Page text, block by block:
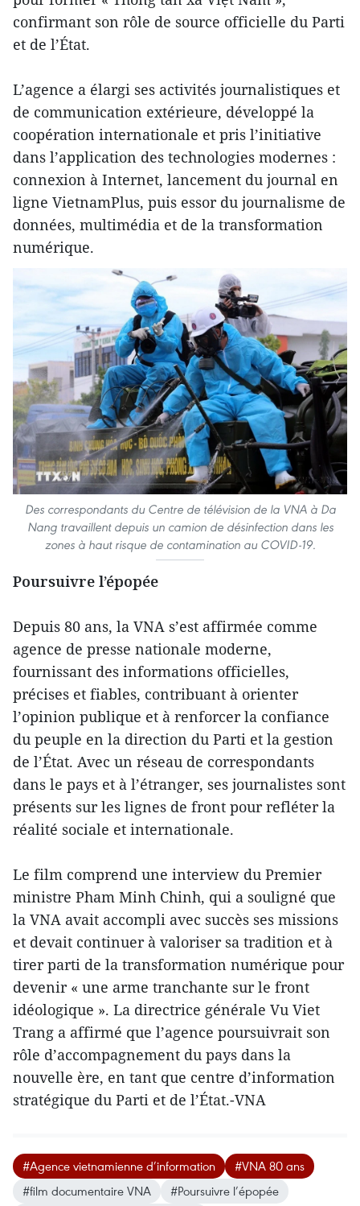
confirmant son rôle de source officielle du Parti
et de l’État.
L’agence a élargi ses activités journalistiques et
de communication extérieure, développé la
coopération internationale et pris l’initiative
dans l’application des technologies modernes :
connexion à Internet, lancement du journal en
ligne VietnamPlus, puis essor du journalisme de
données, multimédia et de la transformation
numérique.
Des correspondants du Centre de télévision de la VNA à Da
Nang travaillent depuis un camion de désinfection dans les
zones à haut risque de contamination au COVID-19.
Poursuivre l’épopée
Depuis 80 ans, la VNA s’est affirmée comme
agence de presse nationale moderne,
fournissant des informations officielles,
précises et fiables, contribuant à orienter
l’opinion publique et à renforcer la confiance
du peuple en la direction du Parti et la gestion
de l’État. Avec un réseau de correspondants
dans le pays et à l’étranger, ses journalistes sont
présents sur les lignes de front pour refléter la
réalité sociale et internationale.
Le film comprend une interview du Premier
ministre Pham Minh Chinh, qui a souligné que
la VNA avait accompli avec succès ses missions
et devait continuer à valoriser sa tradition et à
tirer parti de la transformation numérique pour
devenir « une arme tranchante sur le front
idéologique ». La directrice générale Vu Viet
Trang a affirmé que l’agence poursuivrait son
rôle d’accompagnement du pays dans la
nouvelle ère, en tant que centre d’information
stratégique du Parti et de l’État.-VNA
#Agence vietnamienne d’information
#VNA 80 ans
#film documentaire VNA
#Poursuivre l’épopée